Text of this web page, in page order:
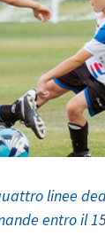
linee
entro il